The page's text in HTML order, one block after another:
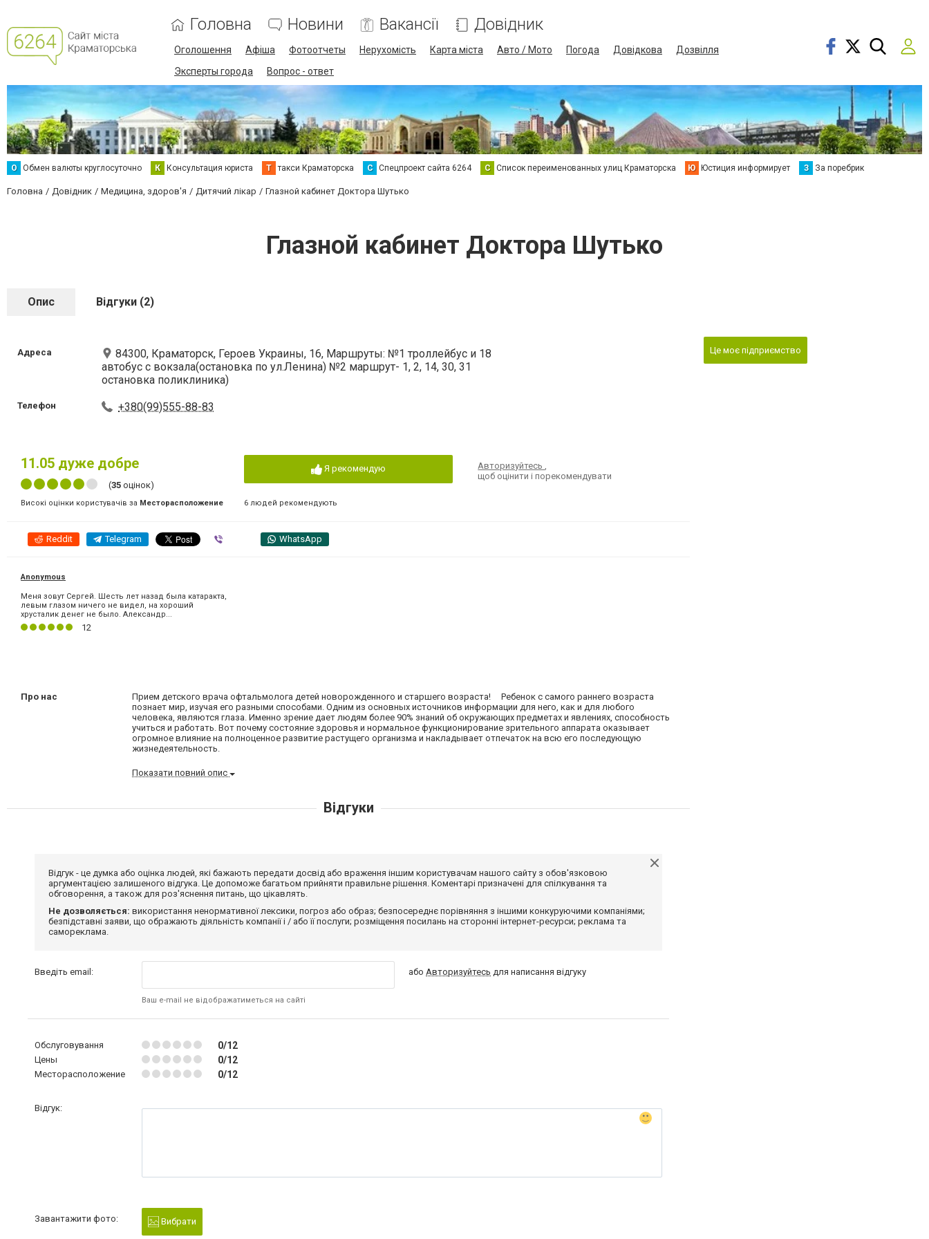
Головна Новини Вакансії Довідник
Оголошення Афіша Фотоотчеты Нерухомість Карта міста Авто / Мото Погода Довідкова
Дозвілля
Эксперты города
Вопрос - ответ
О Обмен валюты круглосуточно К Консультация юриста Т такси Краматорска С Спецпроект сайта 6264 С Список переименованных улиц Краматорска Ю Юстиция информирует З За поребрик
Головна Довідник Медицина, здоров'я Дитячий лікар Глазной кабинет Доктора Шутько
Глазной кабинет Доктора Шутько
Опис Відгуки (2)
Адреса
84300, Краматорск, Героев Украины, 16, Маршруты: №1 троллейбус и 18
автобус с вокзала(остановка по ул.Ленина) №2 маршрут- 1, 2, 14, 30, 31
остановка поликлиника)
Телефон +380(99)555-88-83
11.05 дуже добре
(35 оцінок)
Високі оцінки користувачів за Месторасположение
Я рекомендую
6 людей рекомендують
Авторизуйтесь,
щоб оцінити і порекомендувати
Reddit Telegram WhatsApp
Anonymous
Меня зовут Сергей. Шесть лет назад была катаракта,
левым глазом ничего не видел, на хороший
хрусталик денег не было. Александр...
12
Про нас
Прием детского врача офтальмолога детей новорожденного и старшего возраста! Ребенок с самого раннего возраста
познает мир, изучая его разными способами. Одним из основных источников информации для него, как и для любого
человека, являются глаза. Именно зрение дает людям более 90% знаний об окружающих предметах и явлениях, способность
учиться и работать. Вот почему состояние здоровья и нормальное функционирование зрительного аппарата оказывает
огромное влияние на полноценное развитие растущего организма и накладывает отпечаток на всю его последующую
жизнедеятельность.
Показати повний опис
Це моє підприємство
Відгуки
Відгук - це думка або оцінка людей, які бажають передати досвід або враження іншим користувачам нашого сайту з обов'язковою
аргументацією залишеного відгука. Це допоможе багатьом прийняти правильне рішення. Коментарі призначені для спілкування та
обговорення, а також для роз'яснення питань, що цікавлять.
Не дозволяється: використання ненормативної лексики, погроз або образ; безпосереднє порівняння з іншими конкуруючими компаніями;
безпідставні заяви, що ображають діяльність компанії і / або її послуги; розміщення посилань на сторонні інтернет-ресурси; реклама та
самореклама.
Введіть email:
Ваш e-mail не відображатиметься на сайті
або Авторизуйтесь для написання відгуку
Обслуговування 0/12
Цены 0/12
Месторасположение 0/12
Відгук:
Завантажити фото: Вибрати